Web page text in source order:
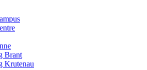
Brant
Krutenau